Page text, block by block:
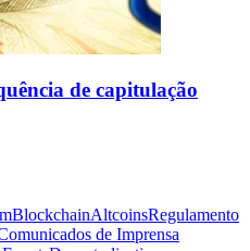
de capitulação
BlockchainAltcoinsRegulamento
de Imprensa